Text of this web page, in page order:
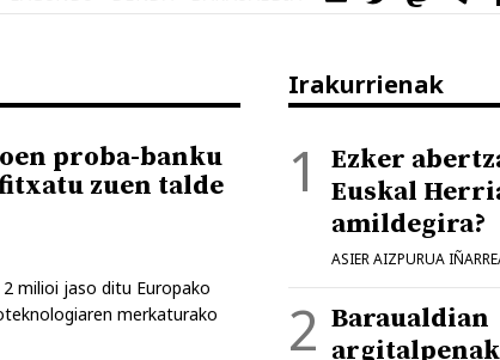
proba-banku
zuen talde
milioi jaso ditu Europako
merkaturako
Irakurrienak
Ezker
Euskal
amildegira?
ASIER AIZPURUA
Baraualdian